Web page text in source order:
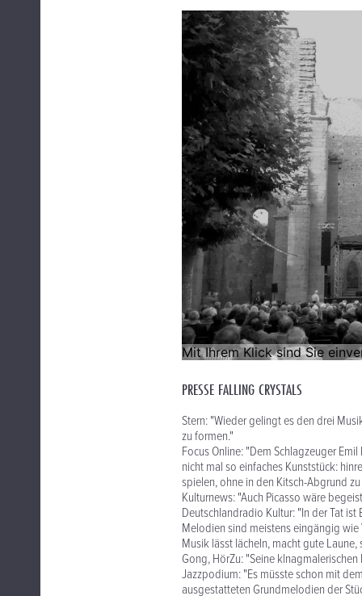
PRESSE FALLING CRYSTALS
Stern: "Wieder gelingt es den drei
zu formen."
Focus Online: "Dem Schlagzeuger
nicht mal so einfaches Kunststück:
spielen, ohne in den Kitsch-Abgrund
Kulturnews: "Auch Picasso wäre
Deutschlandradio Kultur: "In der Tat
Melodien sind meistens eingängig
Musik lässt lächeln, macht gute
Gong, HörZu: "Seine
Jazzpodium: "Es müsste schon mit
ausgestatteten Grundmelodien der